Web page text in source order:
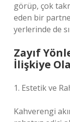
görüp, çok
eden bir
yerlerinde de
Zayıf
İlişkiye
1. Estetik ve
Kahverengi